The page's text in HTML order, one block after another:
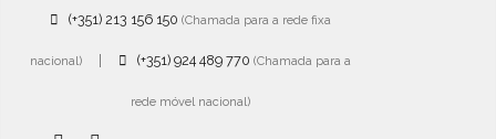
(+351) 213 156 150 (Chamada para a rede fixa
nacional)| (+351) 924 489 770 (Chamada para a
rede móvel nacional)